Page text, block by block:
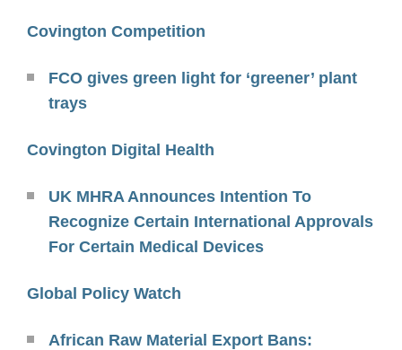
Covington Competition
FCO gives green light for ‘greener’ plant
trays
Covington Digital Health
UK MHRA Announces Intention To
Recognize Certain International Approvals
For Certain Medical Devices
Global Policy Watch
African Raw Material Export Bans: